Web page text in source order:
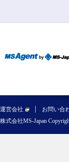
運営会社 お問い合
株式会社MS-Japan